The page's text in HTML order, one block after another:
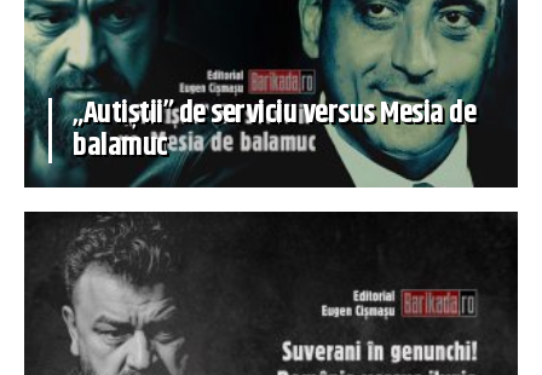
„Autiștii” de serviciu versus Mesia de
balamuc